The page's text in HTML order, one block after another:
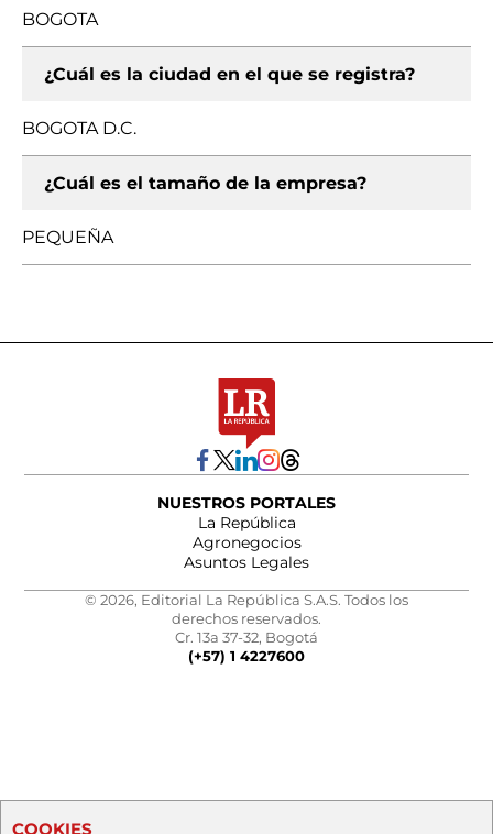
BOGOTA
¿Cuál es la ciudad en el que se registra?
BOGOTA D.C.
¿Cuál es el tamaño de la empresa?
PEQUEÑA
NUESTROS PORTALES
La República
Agronegocios
Asuntos Legales
© 2026, Editorial La República S.A.S. Todos los
derechos reservados.
Cr. 13a 37-32, Bogotá
(+57) 1 4227600
COOKIES